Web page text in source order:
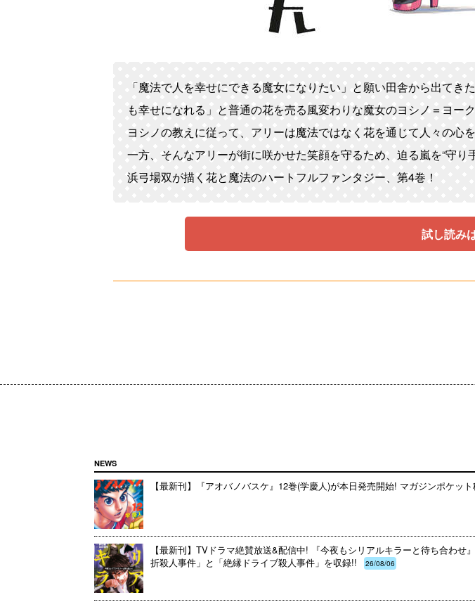
「魔法で人を幸せにできる魔女になりたい」と願い田舎から出て
も幸せになれる」と普通の花を売る風変わりな魔女のヨシノ＝ヨーク
ヨシノの教えに従って、アリーは魔法ではなく花を通じて人々の心を
一方、そんなアリーが街に咲かせた笑顔を守るため、迫る嵐を“守
浜弓場双が描く花と魔法のハートフルファンタジー、第4巻！
試し読み
NEWS
【最新刊】『アオバノバスケ』12巻(学慶人)が本日発売開始! マガジンポケ
【最新刊】TVドラマ絶賛放送&配信中! 『今夜もシリアルキラーと待ち合わ
折殺人事件」と「絶縁ドライブ殺人事件」を収録!!
26/08/06